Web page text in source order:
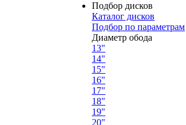
Подбор дисков
Каталог дисков
Подбор по параметрам
Диаметр обода
13"
14"
15"
16"
17"
18"
19"
20"